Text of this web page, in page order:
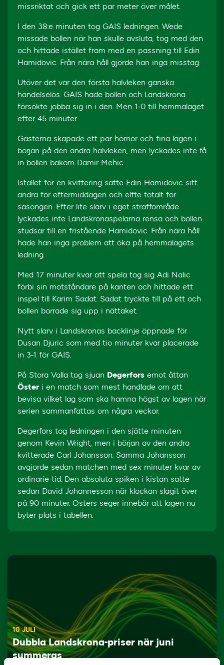
missriktat och gick ett par meter över målet.
I den 38:e minuten tog GAIS ledningen. Wede
missade bollen när han skulle avsluta, tog med den
och hittade istället fram med en passning till Edin
Hamidovic. Från nära håll gjorde han inga misstag.
Utöver det var den första halvleken ganska
händelselös. GAIS hade bollen och Landskrona
försökte jobba sig in i den. Men 1-0 till hemmalaget
efter 45 minuter.
Gästerna skapade ett par hörnor och fina lägen i
början på den andra halvleken, men lyckades inte få
in bollen bakom Damir Mehic.
Istället för en kvittering satte Edin Hamidovic sitt
andra för eftermiddagen och elfte totalt för
säsongen. Efter lite slarv i eget straffområde
lyckades inte Landskronaspelarna rensa och bollen
studsar till en fristående Hamidovic. Från nära håll
hade han inga problem att öka på hemmalagets
ledning.
Med 17 minuter kvar att spela tog sig Adi Nalic
förbi sin motståndare på kanten och hittade ett
inspel till Karim Sadat. Sadat tryckte till på ett och
bollen borrade sig upp i nättaket.
Nytt slarv i Landskronas backlinje öppnade för
Dusan Djuric som med tio minuter kvar placerade
in 3-1 för GAIS.
På Stora Valla tog sjuan Degerfors emot åttan
Österi en match som mest handlade om att
bevisa vilket lag som ska hamna högst av lagen när
serien sammanfattas om några veckor.
Degerfors tog ledningen i den sjätte minuten
genom Kevin Wright, men i början av den andra
kvitterade Carl Johansson. Samma Johansson
avgjorde sedan matchen med sex minuter kvar av
ordinarie tid. Den absoluta spiken i kistan satte
sedan David Johannesson när klockan slagit över
på 90 minuter. Östers seger innebär att lagen nu
byter plats i tabellen.
10 JULI
Dubbla Landskrona-priser när juni
summeras